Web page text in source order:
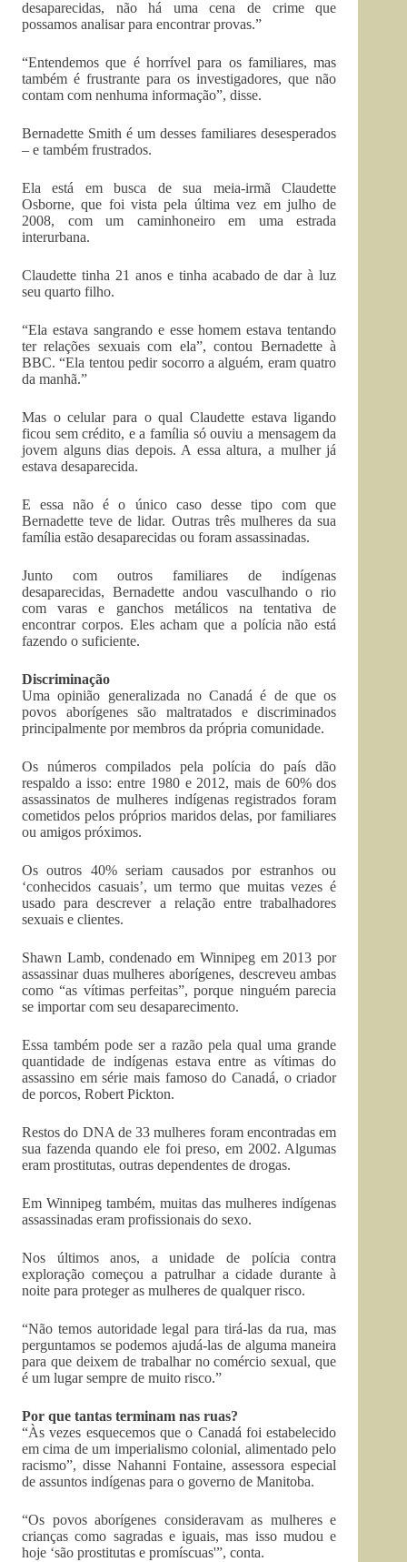
desaparecidas, não há uma cena de crime que
possamos analisar para encontrar provas.”
“Entendemos que é horrível para os familiares, mas
também é frustrante para os investigadores, que não
contam com nenhuma informação”, disse.
Bernadette Smith é um desses familiares desesperados
– e também frustrados.
Ela está em busca de sua meia-irmã Claudette
Osborne, que foi vista pela última vez em julho de
2008, com um caminhoneiro em uma estrada
interurbana.
Claudette tinha 21 anos e tinha acabado de dar à luz
seu quarto filho.
“Ela estava sangrando e esse homem estava tentando
ter relações sexuais com ela”, contou Bernadette à
BBC. “Ela tentou pedir socorro a alguém, eram quatro
da manhã.”
Mas o celular para o qual Claudette estava ligando
ficou sem crédito, e a família só ouviu a mensagem da
jovem alguns dias depois. A essa altura, a mulher já
estava desaparecida.
E essa não é o único caso desse tipo com que
Bernadette teve de lidar. Outras três mulheres da sua
família estão desaparecidas ou foram assassinadas.
Junto com outros familiares de indígenas
desaparecidas, Bernadette andou vasculhando o rio
com varas e ganchos metálicos na tentativa de
encontrar corpos. Eles acham que a polícia não está
fazendo o suficiente.
Discriminação
Uma opinião generalizada no Canadá é de que os
povos aborígenes são maltratados e discriminados
principalmente por membros da própria comunidade.
Os números compilados pela polícia do país dão
respaldo a isso: entre 1980 e 2012, mais de 60% dos
assassinatos de mulheres indígenas registrados foram
cometidos pelos próprios maridos delas, por familiares
ou amigos próximos.
Os outros 40% seriam causados por estranhos ou
‘conhecidos casuais’, um termo que muitas vezes é
usado para descrever a relação entre trabalhadores
sexuais e clientes.
Shawn Lamb, condenado em Winnipeg em 2013 por
assassinar duas mulheres aborígenes, descreveu ambas
como “as vítimas perfeitas”, porque ninguém parecia
se importar com seu desaparecimento.
Essa também pode ser a razão pela qual uma grande
quantidade de indígenas estava entre as vítimas do
assassino em série mais famoso do Canadá, o criador
de porcos, Robert Pickton.
Restos do DNA de 33 mulheres foram encontradas em
sua fazenda quando ele foi preso, em 2002. Algumas
eram prostitutas, outras dependentes de drogas.
Em Winnipeg também, muitas das mulheres indígenas
assassinadas eram profissionais do sexo.
Nos últimos anos, a unidade de polícia contra
exploração começou a patrulhar a cidade durante à
noite para proteger as mulheres de qualquer risco.
“Não temos autoridade legal para tirá-las da rua, mas
perguntamos se podemos ajudá-las de alguma maneira
para que deixem de trabalhar no comércio sexual, que
é um lugar sempre de muito risco.”
Por que tantas terminam nas ruas?
“Às vezes esquecemos que o Canadá foi estabelecido
em cima de um imperialismo colonial, alimentado pelo
racismo”, disse Nahanni Fontaine, assessora especial
de assuntos indígenas para o governo de Manitoba.
“Os povos aborígenes consideravam as mulheres e
crianças como sagradas e iguais, mas isso mudou e
hoje ‘são prostitutas e promíscuas'”, conta.